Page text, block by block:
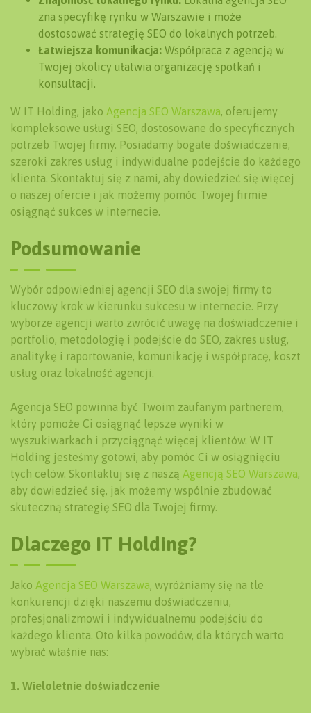
zna specyfikę rynku w Warszawie i może
dostosować strategię SEO do lokalnych potrzeb.
Łatwiejsza komunikacja: Współpraca z agencją w
Twojej okolicy ułatwia organizację spotkań i
konsultacji.
W IT Holding, jako Agencja SEO Warszawa, oferujemy
kompleksowe usługi SEO, dostosowane do specyficznych
potrzeb Twojej firmy. Posiadamy bogate doświadczenie,
szeroki zakres usług i indywidualne podejście do każdego
klienta. Skontaktuj się z nami, aby dowiedzieć się więcej
o naszej ofercie i jak możemy pomóc Twojej firmie
osiągnąć sukces w internecie.
Podsumowanie
Wybór odpowiedniej agencji SEO dla swojej firmy to
kluczowy krok w kierunku sukcesu w internecie. Przy
wyborze agencji warto zwrócić uwagę na doświadczenie i
portfolio, metodologię i podejście do SEO, zakres usług,
analitykę i raportowanie, komunikację i współpracę, koszt
usług oraz lokalność agencji.
Agencja SEO powinna być Twoim zaufanym partnerem,
który pomoże Ci osiągnąć lepsze wyniki w
wyszukiwarkach i przyciągnąć więcej klientów. W IT
Holding jesteśmy gotowi, aby pomóc Ci w osiągnięciu
tych celów. Skontaktuj się z naszą Agencją SEO Warszawa,
aby dowiedzieć się, jak możemy wspólnie zbudować
skuteczną strategię SEO dla Twojej firmy.
Dlaczego IT Holding?
Jako Agencja SEO Warszawa, wyróżniamy się na tle
konkurencji dzięki naszemu doświadczeniu,
profesjonalizmowi i indywidualnemu podejściu do
każdego klienta. Oto kilka powodów, dla których warto
wybrać właśnie nas:
1. Wieloletnie doświadczenie